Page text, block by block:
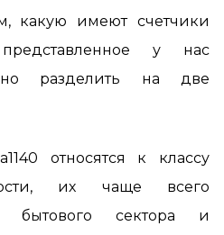
какую имеют счетчики
у нас
разделить на две
относятся к классу
их чаще всего
бытового сектора и